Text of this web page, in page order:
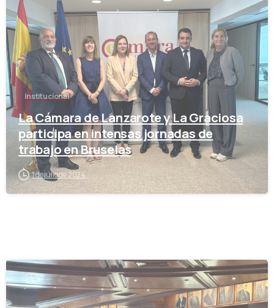
Institucional
La Cámara de Lanzarote y La Graciosa
participa en intensas jornadas de
trabajo en Bruselas
1 de julio de 2024
-